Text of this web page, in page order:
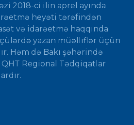
2018-ci ilin aprel ayında
heyəti tərəfindən
və idarəetmə haqqında
yazan müəlliflər üçün
Həm də Bakı şəhərində
Regional Tədqiqatlar